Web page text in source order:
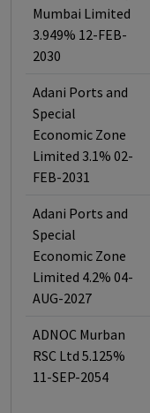
Mumbai Limited
3.949% 12-FEB-
2030
Adani Ports and
Special
Economic Zone
Limited 3.1% 02-
FEB-2031
Adani Ports and
Special
Economic Zone
Limited 4.2% 04-
AUG-2027
ADNOC Murban
RSC Ltd 5.125%
11-SEP-2054